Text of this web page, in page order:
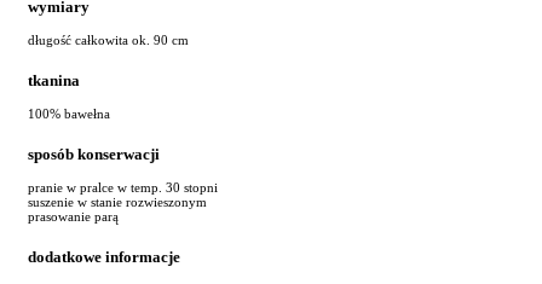
wymiary
długość całkowita ok. 90 cm
tkanina
100% bawełna
sposób konserwacji
pranie w pralce w temp. 30 stopni
suszenie w stanie rozwieszonym
prasowanie parą
dodatkowe informacje